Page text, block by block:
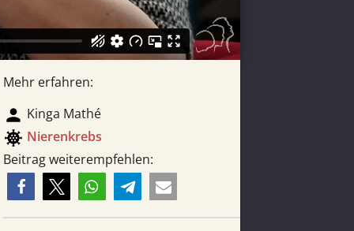
Mehr erfahren:
person Kinga Mathé
coronavirus Nieren­krebs
Beitrag weiterempfehlen: